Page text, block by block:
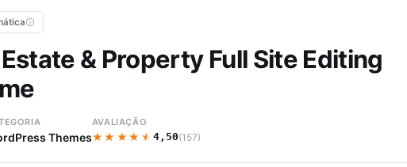
& Property Full Site Editing
Themes
AVALIAÇÃO
★★★★★
★★★★★4,50(157)